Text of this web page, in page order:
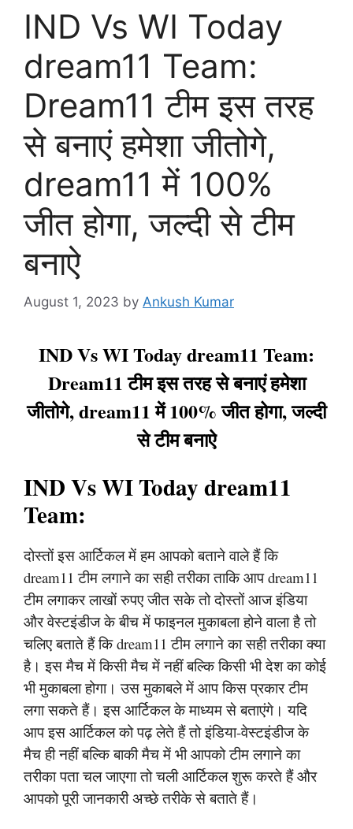
IND Vs WI Today
dream11 Team:
Dream11 टीम इस तरह
से बनाएं हमेशा जीतोगे,
dream11 में 100%
जीत होगा, जल्दी से टीम
बनाऐ
August 1, 2023 by Ankush Kumar
IND Vs WI Today dream11 Team:
Dream11 टीम इस तरह से बनाएं हमेशा
जीतोगे, dream11 में 100% जीत होगा, जल्दी
से टीम बनाऐ
IND Vs WI Today dream11
Team:
दोस्तों इस आर्टिकल में हम आपको बताने वाले हैं कि
dream11 टीम लगाने का सही तरीका ताकि आप dream11
टीम लगाकर लाखों रुपए जीत सके तो दोस्तों आज इंडिया
और वेस्टइंडीज के बीच में फाइनल मुकाबला होने वाला है तो
चलिए बताते हैं कि dream11 टीम लगाने का सही तरीका क्या
है। इस मैच में किसी मैच में नहीं बल्कि किसी भी देश का कोई
भी मुकाबला होगा। उस मुकाबले में आप किस प्रकार टीम
लगा सकते हैं। इस आर्टिकल के माध्यम से बताएंगे। यदि
आप इस आर्टिकल को पढ़ लेते हैं तो इंडिया-वेस्टइंडीज के
मैच ही नहीं बल्कि बाकी मैच में भी आपको टीम लगाने का
तरीका पता चल जाएगा तो चली आर्टिकल शुरू करते हैं और
आपको पूरी जानकारी अच्छे तरीके से बताते हैं।